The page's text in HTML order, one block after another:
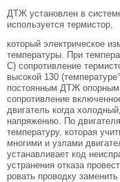
ДТЖ установлен в
используется термистор,
который электрическое
температуры. При
С) сопротивление
высокой 130
постоянным ДТЖ опорным
сопротивление
двигатель когда
напряжению. По
температуру, которая
многими и узлами
устанавливает код
устранения отказа
ровать проводку заменить